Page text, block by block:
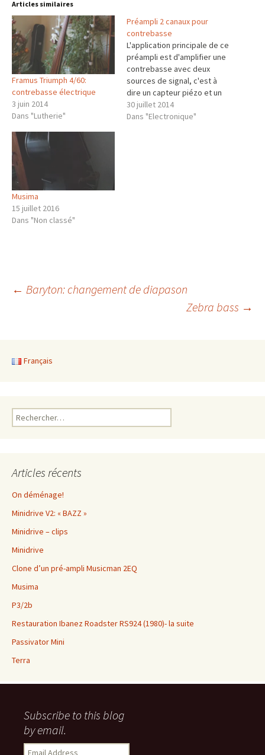
Articles similaires
Framus Triumph 4/60:
contrebasse électrique
3 juin 2014
Dans "Lutherie"
Préampli 2 canaux pour
contrebasse
L'application principale de ce
préampli est d'amplifier une
contrebasse avec deux
sources de signal, c'est à
dire un capteur piézo et un
microphone statique ou
dynamique (les deux
30 juillet 2014
Dans "Electronique"
Musima
15 juillet 2016
Dans "Non classé"
Navigation
articles
← Baryton: changement de diapason
Zebra bass →
Français
Rechercher :
Articles récents
On déménage!
Minidrive V2: « BAZZ »
Minidrive – clips
Minidrive
Clone d’un pré-ampli Musicman 2EQ
Musima
P3/2b
Restauration Ibanez Roadster RS924 (1980)- la suite
Passivator Mini
Terra
Subscribe to this blog
by email.
Email